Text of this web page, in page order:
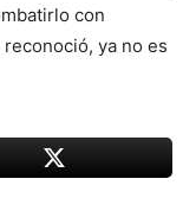
con
ya no es